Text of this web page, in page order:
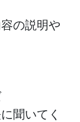
の説明や
聞いてく